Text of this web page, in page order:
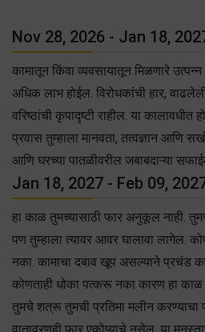
Nov 28, 2026 - Jan 18,
कामातून किंवा व्यवसायातून मिळणारे
अधिक लाभ होईल. विरोधकांची हार,
वरिष्ठांची कृपादृष्टी राहील. या
प्रवास तुम्हाला मानवता, तत्वज्ञान आणि
आणि घरच्या पातळीवरील जबाबदाऱ्या
Jan 18, 2027 - Feb 09,
हा काळ तुमच्यासाठी फार अनुकूल नाही.
पण तुम्हाला त्यावर आवर घालावा लागेल.
नका. कामाचा दबाव खूप असल्याने प्रचंड
कोणताही धोका पत्करू नका कारण हा
तुमचे शत्रू तुमची प्रतिमा मलीन